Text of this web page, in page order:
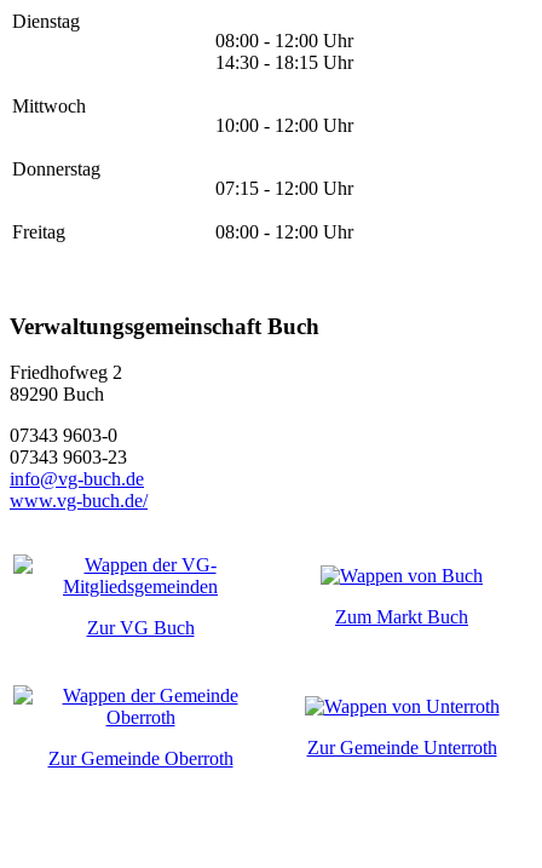
Dienstag
08:00 - 12:00 Uhr
14:30 - 18:15 Uhr
Mittwoch
10:00 - 12:00 Uhr
Donnerstag
07:15 - 12:00 Uhr
Freitag 08:00 - 12:00 Uhr
Verwaltungsgemeinschaft Buch
Friedhofweg 2
89290 Buch
07343 9603-0
07343 9603-23
info@vg-buch.de
www.vg-buch.de/
Zur VG Buch
Zum Markt Buch
Zur Gemeinde Oberroth
Zur Gemeinde Unterroth